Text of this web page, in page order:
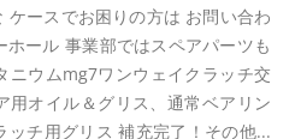
ケースでお困りの方は お問い合わ
ール 事業部ではスペアパーツも
ニウムmg7ワンウェイクラッチ交
用オイル＆グリス、通常ベアリン
ッチ用グリス 補充完了！その他...